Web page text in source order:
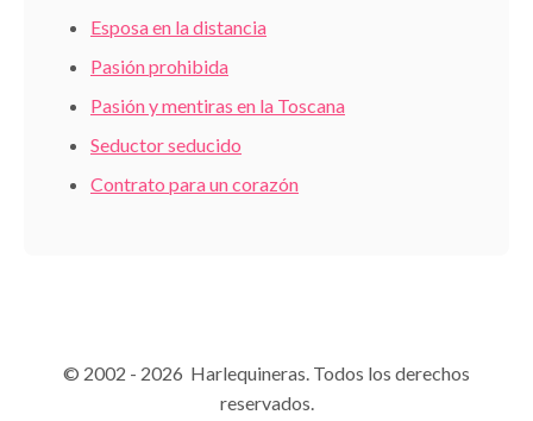
Esposa en la distancia
Pasión prohibida
Pasión y mentiras en la Toscana
Seductor seducido
Contrato para un corazón
© 2002 - 2026 Harlequineras. Todos los derechos
reservados.